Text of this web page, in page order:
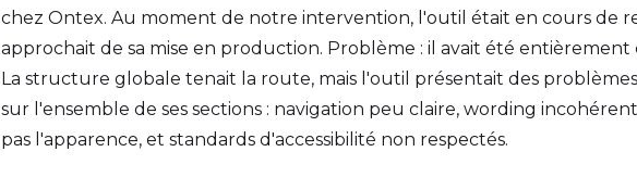
chez Ontex. Au moment de notre intervention, l'outil était en cours de
approchait de sa mise en production. Problème : il avait été entièrement
La structure globale tenait la route, mais l'outil présentait des
sur l'ensemble de ses sections : navigation peu claire, wording
pas l'apparence, et standards d'accessibilité non respectés.